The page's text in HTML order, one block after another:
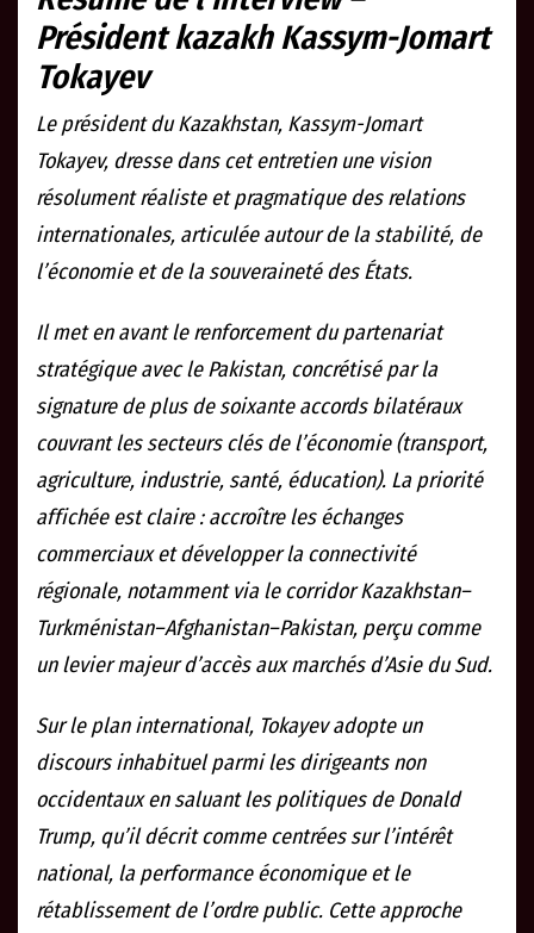
Président kazakh Kassym-Jomart
Tokayev
Le président du Kazakhstan, Kassym-Jomart
Tokayev, dresse dans cet entretien une vision
résolument réaliste et pragmatique des relations
internationales, articulée autour de la stabilité, de
l’économie et de la souveraineté des États.
Il met en avant le renforcement du partenariat
stratégique avec le Pakistan, concrétisé par la
signature de plus de soixante accords bilatéraux
couvrant les secteurs clés de l’économie (transport,
agriculture, industrie, santé, éducation). La priorité
affichée est claire : accroître les échanges
commerciaux et développer la connectivité
régionale, notamment via le corridor Kazakhstan–
Turkménistan–Afghanistan–Pakistan, perçu comme
un levier majeur d’accès aux marchés d’Asie du Sud.
Sur le plan international, Tokayev adopte un
discours inhabituel parmi les dirigeants non
occidentaux en saluant les politiques de Donald
Trump, qu’il décrit comme centrées sur l’intérêt
national, la performance économique et le
rétablissement de l’ordre public. Cette approche